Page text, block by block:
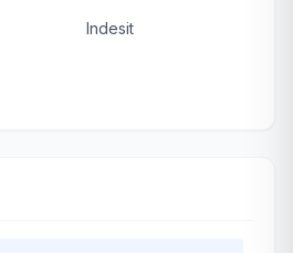
Indesit